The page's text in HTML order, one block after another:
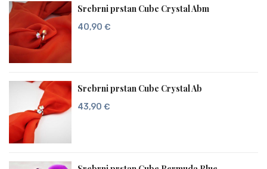
Srebrni prstan Cube Crystal Abm
40,90 €
Srebrni prstan Cube Crystal Ab
43,90 €